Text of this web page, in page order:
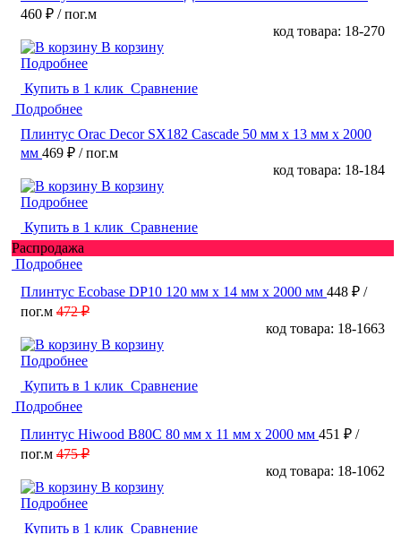
460 ₽ / пог.м
код товара: 18-270
В корзину
Подробнее
Купить в 1 клик Сравнение
Подробнее
Плинтус Orac Decor SX182 Cascade 50 мм х 13 мм х 2000
мм 469 ₽ / пог.м
код товара: 18-184
В корзину
Подробнее
Купить в 1 клик Сравнение
Распродажа
Подробнее
Плинтус Ecobase DP10 120 мм х 14 мм х 2000 мм 448 ₽ /
пог.м 472 ₽
код товара: 18-1663
В корзину
Подробнее
Купить в 1 клик Сравнение
Подробнее
Плинтус Hiwood B80C 80 мм х 11 мм х 2000 мм 451 ₽ /
пог.м 475 ₽
код товара: 18-1062
В корзину
Подробнее
Купить в 1 клик Сравнение